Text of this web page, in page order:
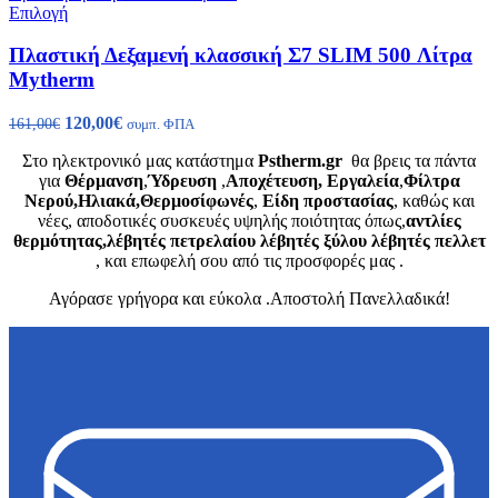
του
ΕπιλογήΑυτό
προϊόν
πολλαπλές
Οι
μπορούν
να
επιλεγούν
στη
σελίδα
προϊόντος
Πλαστική Δεξαμενή κλασσική Σ7 SLIM 500 Λίτρα
Mytherm
161,00€ Original
was:
161,00€.
120,00€Η
τιμή
είναι:
120,00€.
συμπ. ΦΠΑ
Στο ηλεκτρονικό μας κατάστημα Pstherm.gr θα βρεις τα πάντα
για Θέρμανση,Ύδρευση,Αποχέτευση, Εργαλεία,Φίλτρα
Νερού,Ηλιακά,Θερμοσίφωνές, Είδη προστασίας, καθώς και
νέες, αποδοτικές συσκευές υψηλής ποιότητας όπως,αντλίες
θερμότητας,λέβητές πετρελαίου λέβητές ξύλου λέβητές πελλετ
, και επωφελή σου από τις προσφορές μας .
Αγόρασε γρήγορα και εύκολα .Αποστολή Πανελλαδικά!